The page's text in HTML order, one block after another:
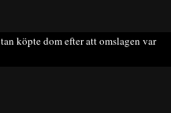
köpte dom efter att omslagen var